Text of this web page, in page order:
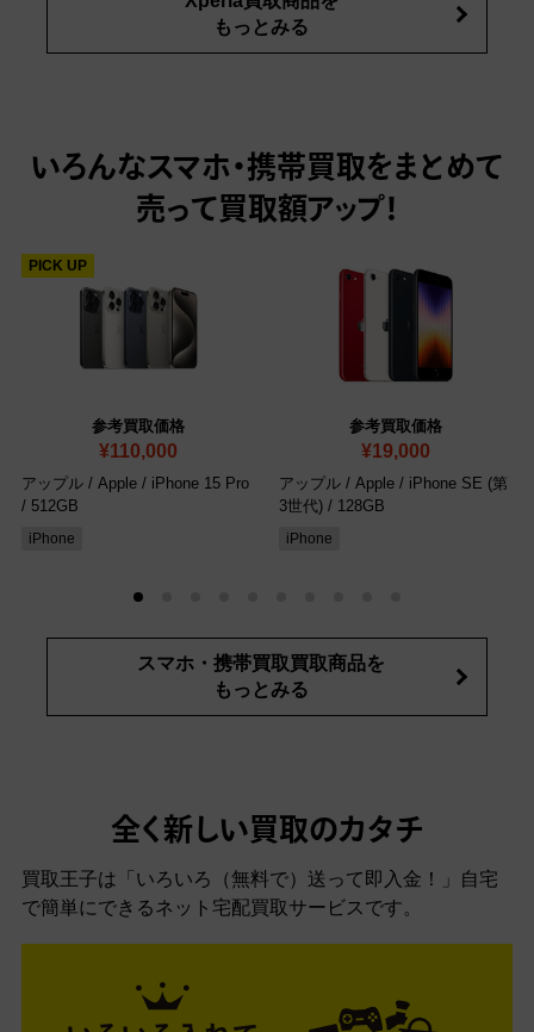
もっとみる
いろんなスマホ・携帯買取をまとめて
売って買取額アップ！
参考買取価格
¥110,000
PICK UP
アップル / Apple / iPhone 15 Pro
/ 512GB
iPhone
参考買取価格
¥19,000
アップル / Apple / iPhone SE (第
3世代) / 128GB
iPhone
スマホ・携帯買取買取商品を
もっとみる
全く新しい買取のカタチ
買取王子は「いろいろ（無料で）送って即入金！」自宅
で簡単にできるネット宅配買取サービスです。